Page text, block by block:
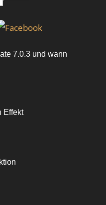
7.0.3 und wann
Effekt